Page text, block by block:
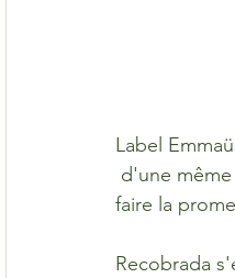
Label
d'une
faire la
Recobrada